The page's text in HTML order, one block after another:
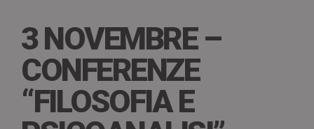
3 NOVEMBRE –
CONFERENZE
“FILOSOFIA E